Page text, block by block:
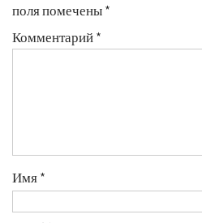
поля помечены*
Комментарий*
Имя*